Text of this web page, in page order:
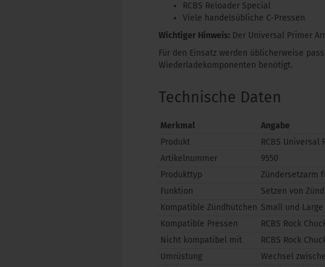
RCBS Reloader Special
Viele handelsübliche C-Pressen
Wichtiger Hinweis: Der Universal Primer
Für den Einsatz werden üblicherweise
Wiederladekomponenten benötigt.
Technische Daten
Merkmal
Angabe
Produkt
RCBS Universal
Artikelnummer
9550
Produkttyp
Zündersetzarm
Funktion
Setzen von
Kompatible Zündhütchen Small und
Kompatible Pressen
RCBS Rock
Nicht kompatibel mit
RCBS Rock
Umrüstung
Wechsel